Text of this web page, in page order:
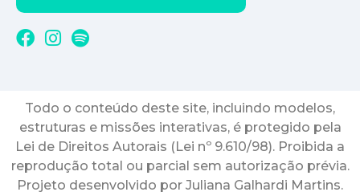
Todo o conteúdo deste site, incluindo modelos,
estruturas e missões interativas, é protegido pela
Lei de Direitos Autorais (Lei nº 9.610/98). Proibida a
reprodução total ou parcial sem autorização prévia.
Projeto desenvolvido por Juliana Galhardi Martins.